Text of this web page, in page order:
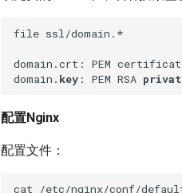
file ssl/domain.*
domain.crt: PEM
domain. key : PEM RSA
配置Nginx
配置文件：
cat /etc/nginx/conf/